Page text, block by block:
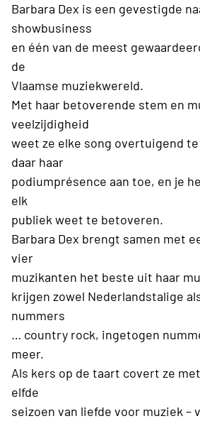
Barbara Dex is een gevestigde
showbusiness
en één van de meest
de
Vlaamse muziekwereld.
Met haar betoverende stem en
veelzijdigheid
weet ze elke song overtuigend
daar haar
podiumprésence aan toe, en je
elk
publiek weet te betoveren.
Barbara Dex brengt samen met
vier
muzikanten het beste uit haar
krijgen zowel Nederlandstalige
nummers
… country rock, ingetogen
meer.
Als kers op de taart covert ze
elfde
seizoen van liefde voor muziek –